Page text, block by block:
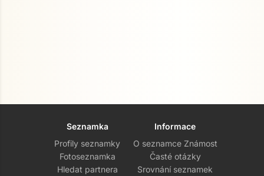
Seznamka
Profily seznamky
Fotoseznamka
Hledat partnera
Informace
O seznamce Známost
Časté otázky
Srovnání seznamek